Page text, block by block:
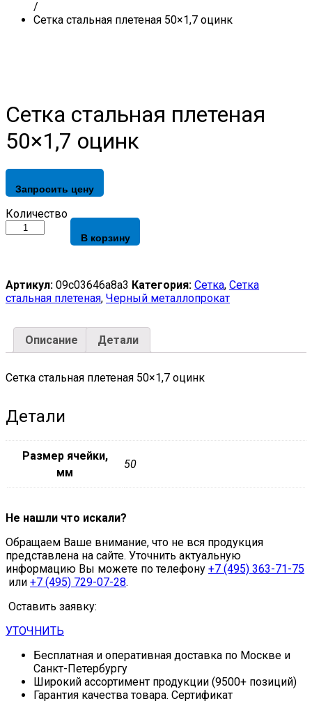
/
Сетка стальная плетеная 50×1,7 оцинк
Сетка стальная плетеная
50×1,7 оцинк
Запросить цену
Сетка
стальная
quantity
Количество
В корзину
Артикул: 09c03646a8a3 Категория: Сетка, Сетка
стальная плетеная, Черный металлопрокат
Описание Детали
Сетка стальная плетеная 50×1,7 оцинк
Детали
Размер ячейки,
мм
50
Не нашли что искали?
Обращаем Ваше внимание, что не вся продукция
представлена на сайте. Уточнить актуальную
информацию Вы можете по телефону +7 (495) 363-71-75
или +7 (495) 729-07-28.
Оставить заявку:
УТОЧНИТЬ
Бесплатная и оперативная доставка по Москве и
Санкт-Петербургу
Широкий ассортимент продукции (9500+ позиций)
Гарантия качества товара. Сертификат